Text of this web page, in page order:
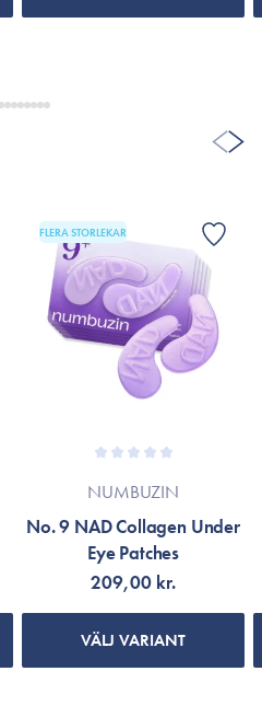
FLERA STORLEKAR
NUMBUZIN
No. 9 NAD Collagen Under
Eye Patches
209,00 kr.
VÄLJ VARIANT